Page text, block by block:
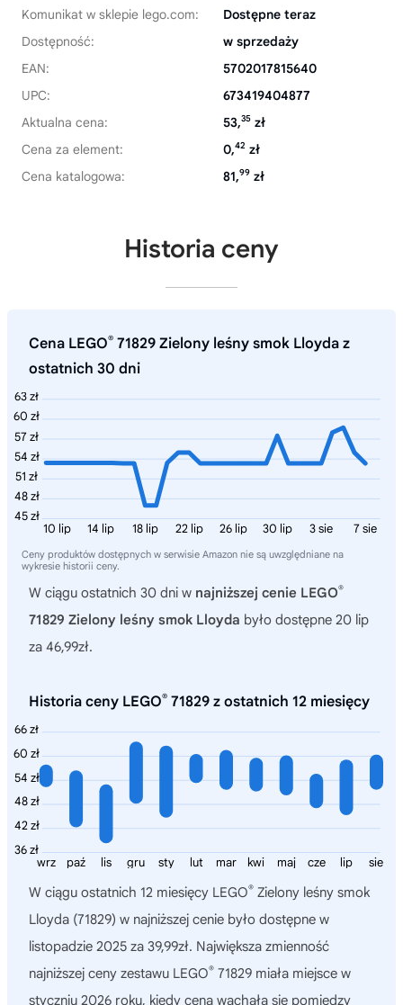
Komunikat w sklepie lego.com:
Dostępne teraz
Dostępność:
w sprzedaży
EAN:
5702017815640
UPC:
673419404877
Aktualna cena:
53,35 zł
Cena za element:
0,42 zł
Cena katalogowa:
81,99 zł
Historia ceny
Cena LEGO® 71829 Zielony leśny smok Lloyda z
ostatnich 30 dni
63 zł
60 zł
57 zł
54 zł
51 zł
48 zł
45 zł
7 sie
3 sie
30 lip
26 lip
22 lip
18 lip
14 lip
10 lip
Ceny produktów dostępnych w serwisie Amazon nie są uwzględniane na
wykresie historii ceny.
W ciągu ostatnich 30 dni w najniższej cenie LEGO®
71829 Zielony leśny smok Lloyda było dostępne 20 lip
za 46,99zł.
Historia ceny LEGO® 71829 z ostatnich 12 miesięcy
66 zł
60 zł
54 zł
48 zł
42 zł
36 zł
sie
lip
cze
maj
kwi
mar
lut
sty
gru
lis
paź
wrz
W ciągu ostatnich 12 miesięcy LEGO® Zielony leśny smok
Lloyda (71829) w najniższej cenie było dostępne w
listopadzie 2025 za 39,99zł. Największa zmienność
najniższej ceny zestawu LEGO® 71829 miała miejsce w
styczniu 2026 roku, kiedy cena wachała się pomiędzy